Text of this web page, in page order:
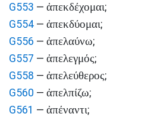
G553 — ἀπεκδέχομαι;
G554 — ἀπεκδύομαι;
G556 — ἀπελαύνω;
G557 — ἀπελεγμός;
G558 — ἀπελεύθερος;
G560 — ἀπελπίζω;
G561 — ἀπέναντι;